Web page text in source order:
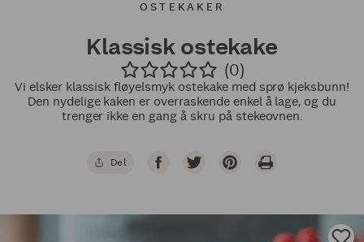
OSTEKAKER
Klassisk ostekake
(0)
Vi elsker klassisk fløyelsmyk ostekake med sprø kjeksbunn!
Den nydelige kaken er overraskende enkel å lage, og du
trenger ikke en gang å skru på stekeovnen.
Del